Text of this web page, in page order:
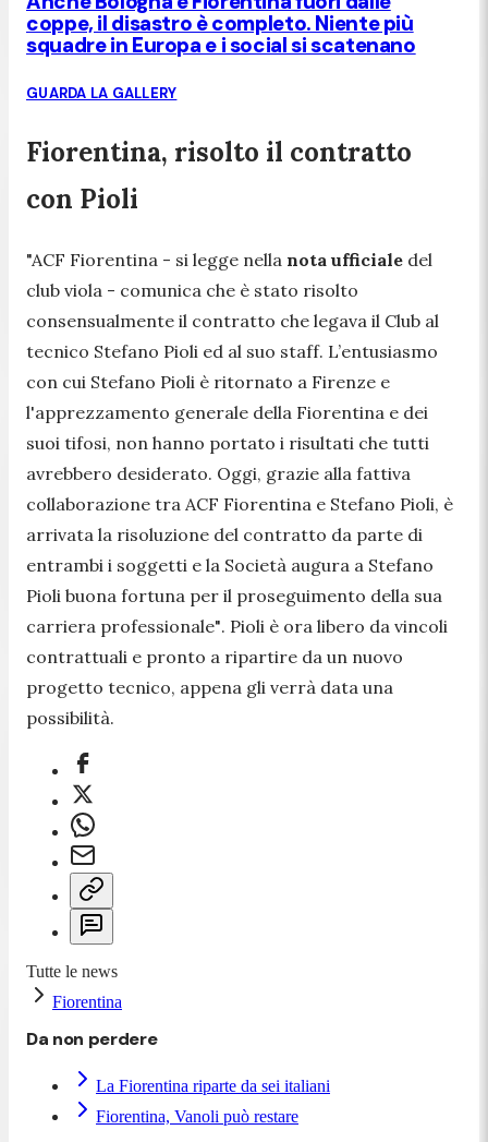
coppe, il disastro è completo. Niente più
squadre in Europa e i social si scatenano
GUARDA LA GALLERY
Fiorentina, risolto il contratto
con Pioli
"ACF Fiorentina - si legge nella nota ufficiale del
club viola - comunica che è stato risolto
consensualmente il contratto che legava il Club al
tecnico Stefano Pioli ed al suo staff. L’entusiasmo
con cui Stefano Pioli è ritornato a Firenze e
l'apprezzamento generale della Fiorentina e dei
suoi tifosi, non hanno portato i risultati che tutti
avrebbero desiderato. Oggi, grazie alla fattiva
collaborazione tra ACF Fiorentina e Stefano Pioli, è
arrivata la risoluzione del contratto da parte di
entrambi i soggetti e la Società augura a Stefano
Pioli buona fortuna per il proseguimento della sua
carriera professionale". Pioli è ora libero da vincoli
contrattuali e pronto a ripartire da un nuovo
progetto tecnico, appena gli verrà data una
possibilità.
Tutte le news
Fiorentina
Da non perdere
La Fiorentina riparte da sei italiani
Fiorentina, Vanoli può restare